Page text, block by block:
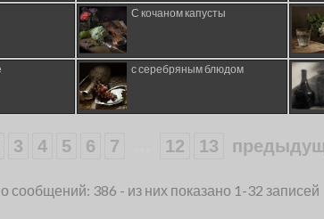
С кочаном капусты
с серебряным блюдом
3 4 5 6 7 12 13
сообщений: 386 - из них показано 1-32 записей